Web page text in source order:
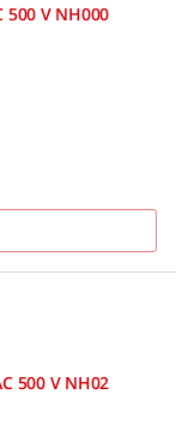
V NH000
500 V NH02